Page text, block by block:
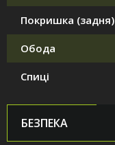
Покришка (задня)
Обода
Спиці
БЕЗПЕКА